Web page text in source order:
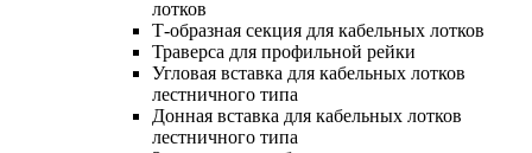
лотков
Т-образная секция для кабельных лотков
Траверса для профильной рейки
Угловая вставка для кабельных лотков
лестничного типа
Донная вставка для кабельных лотков
лестничного типа